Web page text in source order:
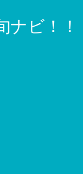
ナビ！！